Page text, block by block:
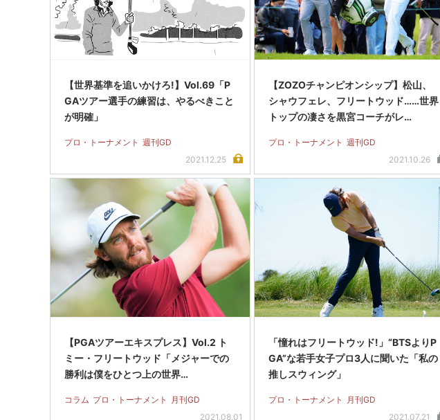
【世界基準を追いかけろ!】Vol.69「P
GAツアー選手の練習は、やるべきこと
が明確」
プロ・トーナメント 週刊GD
2021.12.25
【ZOZOチャンピオンシップ】松山、
シャウフェレ、フリートウッド……世界
トップの凄さを黒宮コーチがレ…
プロ・トーナメント 週刊GD
2021.10.26
【PGAツアーエキスプレス】Vol.2 ト
ミー・フリートウッド「メジャーでの
勝利は僕をひとつ上の世界…
コラム プロ・トーナメント
月刊GD
2021.08.01
「憧れはフリートウッド!」“BTSよりP
GA”な若手女子プロ3人に聞いた「私の
推しスウィング」
プロ・トーナメント
月刊GD
2021.07.21